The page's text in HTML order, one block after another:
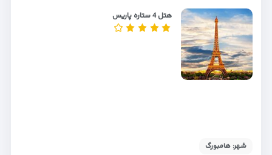
هتل 4 ستاره پاریس
شهر: هامبورگ